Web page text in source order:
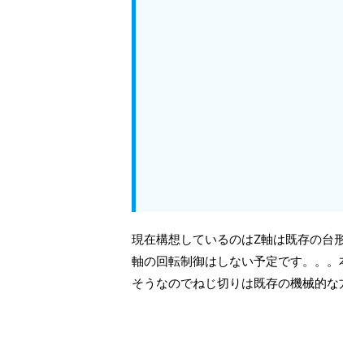
現在構想しているのはZ軸は既存の台
軸の回転制御はしない予定です。。
そうなのでねじ切りは既存の機械的な